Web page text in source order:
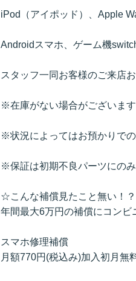
iPod（アイポッド）、Apple
Androidスマホ、ゲーム機
スタッフ一同お客様のご来店
※在庫がない場合がございま
※状況によってはお預かりで
※保証は初期不良パーツにのみ
☆こんな補償見たこと無い！
年間最大6万円の補償にコンビ
スマホ修理補償
月額770円(税込み)加入初月無